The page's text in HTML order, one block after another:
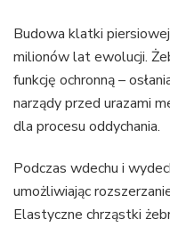
Budowa klatki
milionów lat ewolucji.
funkcję ochronną –
narządy przed urazami
dla procesu oddychania.
Podczas wdechu i
umożliwiając
Elastyczne chrząstki